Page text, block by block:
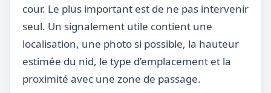
cour. Le plus important est de ne pas intervenir
seul. Un signalement utile contient une
localisation, une photo si possible, la hauteur
estimée du nid, le type d’emplacement et la
proximité avec une zone de passage.